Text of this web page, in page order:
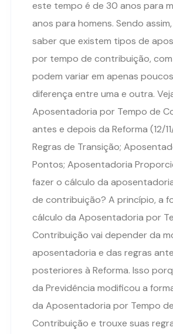
este tempo é de 30 anos para
anos para homens. Sendo
saber que existem tipos de
por tempo de contribuição,
podem variar em apenas
diferença entre uma e outra.
Aposentadoria por Tempo de
antes e depois da Reforma (12/
Regras de Transição;
Pontos; Aposentadoria
fazer o cálculo da
de contribuição? A princípio, a
cálculo da Aposentadoria por
Contribuição vai depender da
aposentadoria e das regras
posteriores à Reforma. Isso
da Previdência modificou a
da Aposentadoria por Tempo de
Contribuição e trouxe suas